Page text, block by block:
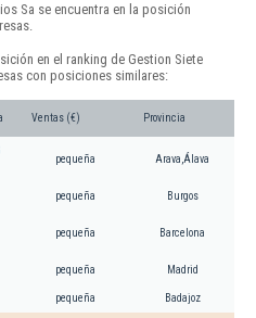
Sa se encuentra en la posición
en el ranking de Gestion Siete
con posiciones similares:
Ventas (€) Provincia
pequeña Arava,Álava
pequeña Burgos
pequeña Barcelona
pequeña Madrid
pequeña Badajoz